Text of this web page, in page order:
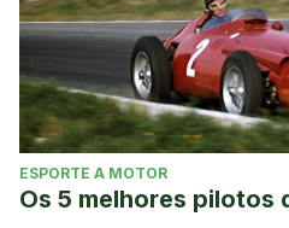
conocimientos, respecto al
de un colectivo de mujeres
sobrepeso/obesidad.
660. Recuperado en 26 de
http://scielo.isciii.es/
script=sci_arttext&pid=S0212-
ESPORTE A MOTOR
Os 5 melhores pilotos